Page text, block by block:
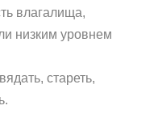
влагалища,
низким уровнем
стареть,